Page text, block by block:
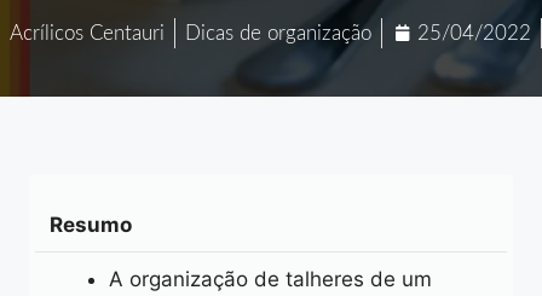
Acrílicos Centauri Dicas de organização 25/04/2022
Resumo
A organização de talheres de um